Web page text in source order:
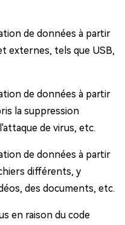
de données à partir
externes, tels que USB,
de données à partir
la suppression
de virus, etc.
de données à partir
différents, y
des documents, etc.
en raison du code